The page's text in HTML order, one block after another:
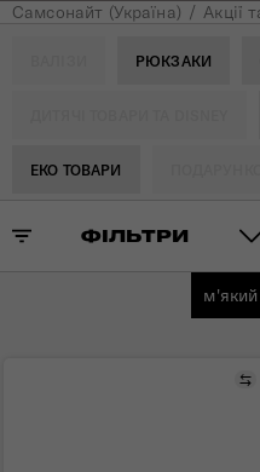
Самсонайт (Україна) Акції
РЮКЗАКИ
ЕКО ТОВАРИ
ФІЛЬТРИ